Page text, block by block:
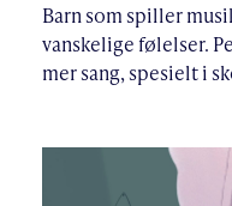
Barn som spiller
vanskelige følelser.
mer sang, spesielt i